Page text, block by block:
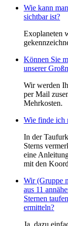
Wie kann
sichtbar ist?
Exoplaneten
Können Sie
unserer
Wir werden
per Mail
Mehrkosten.
Wie finde ich
In der
Sterns
eine
mit den
Wir (Gruppe
aus 11
Sternen
ermitteln?
Ja, dazu